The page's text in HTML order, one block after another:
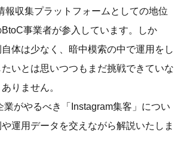
報収集プラットフォームとしての地位
事業者が参入しています。しか
体は少なく、暗中模索の中で運用をし
いとは思いつつもまだ挑戦できていな
りません。
業がやるべき「Instagram集客」につい
運用データを交えながら解説いたしま